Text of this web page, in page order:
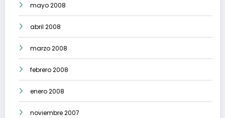
mayo 2008
abril 2008
marzo 2008
febrero 2008
enero 2008
noviembre 2007